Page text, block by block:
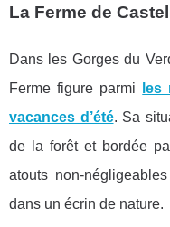
La Ferme de
Dans les Gorges du
Ferme figure parmi
les
vacances d’été. Sa
de la forêt et bordée
atouts non-
dans un écrin de nature.